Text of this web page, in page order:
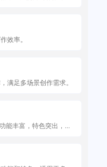
效率。
满足多场景创作需求。
丰富，特色突出，适